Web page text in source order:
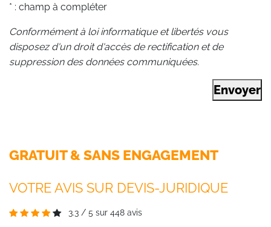
* : champ à compléter
Conformément à loi informatique et libertés vous
disposez d'un droit d'accès de rectification et de
suppression des données communiquées.
Envoyer
GRATUIT & SANS ENGAGEMENT
VOTRE AVIS SUR DEVIS-JURIDIQUE
3.3 / 5 sur 448 avis